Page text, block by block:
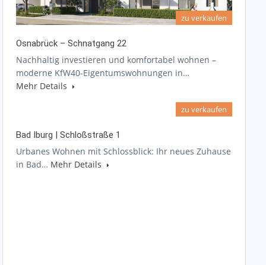
zu verkaufen
Osnabrück – Schnatgang 22
Nachhaltig investieren und komfortabel wohnen –
moderne KfW40-Eigentumswohnungen in…
Mehr Details
zu verkaufen
Bad Iburg | Schloßstraße 1
Urbanes Wohnen mit Schlossblick: Ihr neues Zuhause
in Bad… Mehr Details